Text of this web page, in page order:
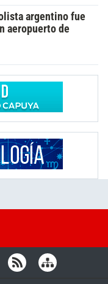
argentino fue
aeropuerto de